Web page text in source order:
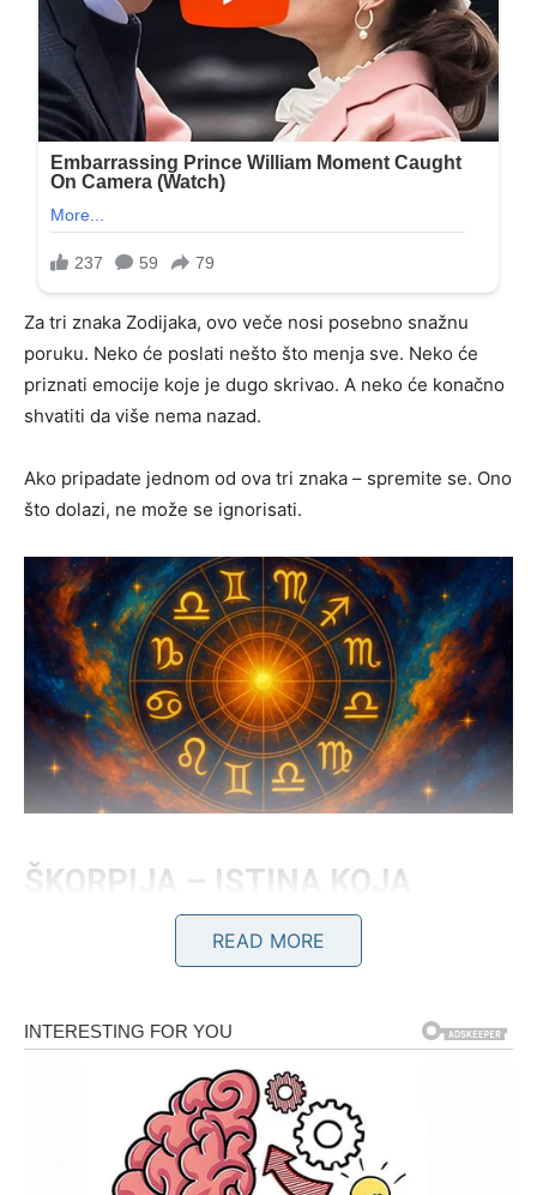
Za tri znaka Zodijaka, ovo veče nosi posebno snažnu
poruku. Neko će poslati nešto što menja sve. Neko će
priznati emocije koje je dugo skrivao. A neko će konačno
shvatiti da više nema nazad.
Ako pripadate jednom od ova tri znaka – spremite se. Ono
što dolazi, ne može se ignorisati.
ŠKORPIJA – ISTINA KOJA
IZLAZI NA VIDLO
sposobnosti da osete ono što drugi pokušavaju da
sakriju. Ali čak i one ponekad zatvore oči pred istinom
kada emocije postanu previše jake.
Do ponoći, za Škorpije dolazi poruka koja menja sve.
READ MORE